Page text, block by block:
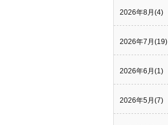
2026年8月(4)
2026年7月(19)
2026年6月(1)
2026年5月(7)